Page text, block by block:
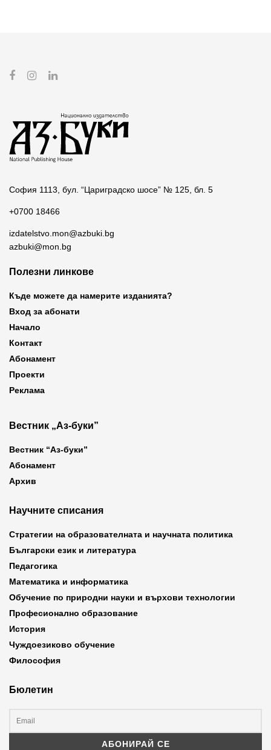
София 1113, бул. “Цариградско шосе” № 125, бл. 5
+0700 18466
izdatelstvo.mon@azbuki.bg
azbuki@mon.bg
Полезни линкове
Къде можете да намерите изданията?
Вход за абонати
Начало
Контакт
Абонамент
Проекти
Реклама
Вестник „Аз-буки”
Вестник “Аз-буки”
Абонамент
Архив
Научните списания
Стратегии на образователната и научната политика
Български език и литература
Педагогика
Математика и информатика
Обучение по природни науки и върхови технологии
Професионално образование
История
Чуждоезиково обучение
Философия
Бюлетин